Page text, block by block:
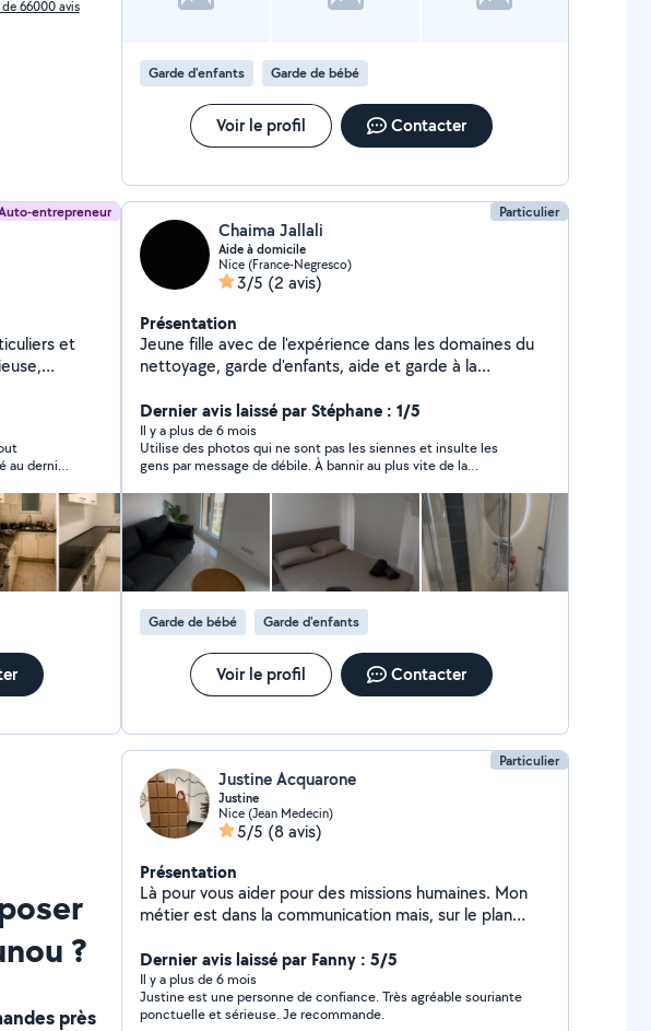
66000 avis
Garde d'enfants Garde de bébé
Voir le profil Contacter
entrepreneur
et
de
à la
aide aux
assistance
du
adaptée
au dernier
Particulier
Chaima Jallali
Aide à domicile
Nice (France-Negresco)
3/5 (2 avis)
Présentation
Jeune fille avec de l'expérience dans les domaines du
nettoyage, garde d'enfants, aide et garde à la
véhiculée. Disponible à tout moment
Dernier avis laissé par Stéphane : 1/5
Il y a plus de 6 mois
Utilise des photos qui ne sont pas les siennes et insulte les
gens par message de débile. À bannir au plus vite de la
Garde de bébé Garde d'enfants
Voir le profil Contacter
?
près
Particulier
Justine Acquarone
Justine
Nice (Jean Medecin)
5/5 (8 avis)
Présentation
Là pour vous aider pour des missions humaines. Mon
métier est dans la communication mais, sur le plan
et vos enfants.
Dernier avis laissé par Fanny : 5/5
Il y a plus de 6 mois
Justine est une personne de confiance. Très agréable souriante
ponctuelle et sérieuse. Je recommande.